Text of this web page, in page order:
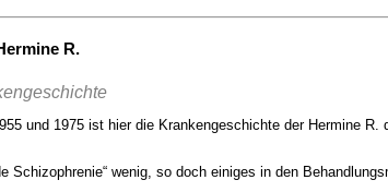
R.
und 1975 ist hier die Krankengeschichte der Hermine R.
Schizophrenie“ wenig, so doch einiges in den